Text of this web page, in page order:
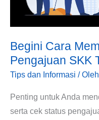
Begini Cara
Pengajuan SKK
Tips dan Informasi / Oleh
Penting untuk Anda
serta cek status
Terbaru!